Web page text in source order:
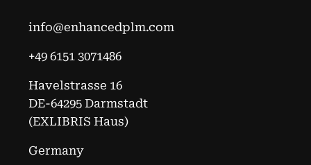
info@enhancedplm.com
+49 6151 3071486
Havelstrasse 16
DE-64295 Darmstadt
(EXLIBRIS Haus)
Germany